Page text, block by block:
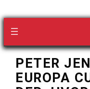
PETER
EUROPA